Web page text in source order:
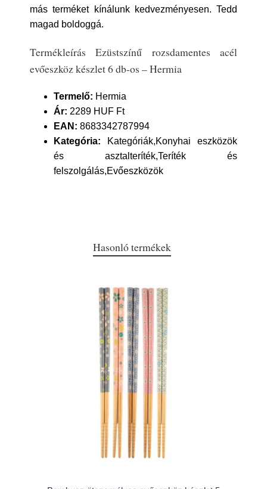
más terméket kínálunk kedvezményesen. Tedd
magad boldoggá.
Termékleírás Ezüstszínű rozsdamentes acél
evőeszköz készlet 6 db-os – Hermia
Termelő: Hermia
Ár: 2289 HUF Ft
EAN: 8683342787994
Kategória: Kategóriák,Konyhai eszközök
és asztalteríték,Teríték és
felszolgálás,Evőeszközök
Hasonló termékek